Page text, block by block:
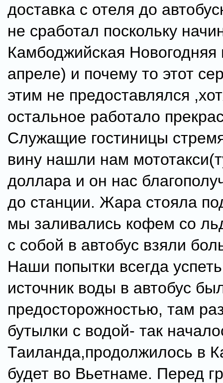
доставка с отеля до
не сработал поскольку
Камбоджийская Новогодняя
апреле) и почему то этот
этим не предоставлялся
остальное работало
Служащие гостиницы
вину нашли нам
доллара и он нас
до станции. Жара стояла
мы заливались кофем со
с собой в автобус взяли
Наши попытки всегда
источник воды в автобус
предосторожностью, там
бутылки с водой- так
Таиланда,продолжилось в
будет во Вьетнаме. Перед